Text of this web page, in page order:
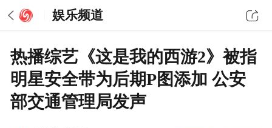
娱乐频道
热播综艺《这是我的西游2》被指
明星安全带为后期P图添加 公安
部交通管理局发声